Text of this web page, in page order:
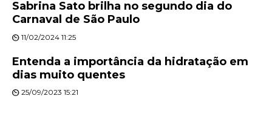
Sabrina Sato brilha no segundo dia do
Carnaval de São Paulo
11/02/2024 11:25
Entenda a importância da hidratação em
dias muito quentes
25/09/2023 15:21